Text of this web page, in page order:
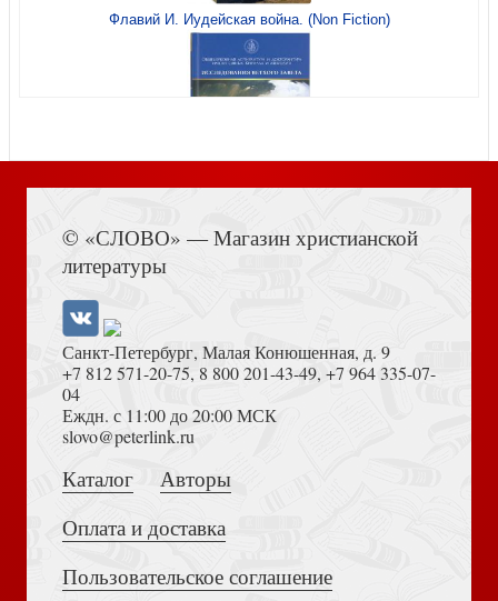
Акафист святому мученику и чудотворцу Иоанну Воину
Державная
Серебряная метель. (МРО Православный Приход храма
Святаго Духа сошествия на Лазаревском кладбище гор
Флавий И. Иудейская война. (Non Fiction)
Достоевский Ф.М. Сила и правда России (2024)
© «СЛОВО» — Магазин христианской
литературы
Санкт-Петербург, Малая Конюшенная, д. 9
+7 812 571-20-75, 8 800 201-43-49, +7 964 335-07-
04
Еждн. с 11:00 до 20:00 МСК
slovo@peterlink.ru
Каталог
Авторы
Оплата и доставка
Пользовательское соглашение